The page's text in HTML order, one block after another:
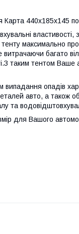
Карта 440х185х145
тенту максимально
багато
таким тентом
випадання опадів
авто, а також
та
для Вашого